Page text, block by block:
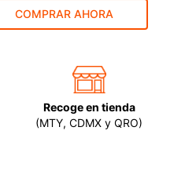
COMPRAR AHORA
Recoge en tienda
(MTY, CDMX y QRO)